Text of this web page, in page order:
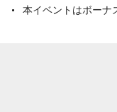
本イベントはボーナ